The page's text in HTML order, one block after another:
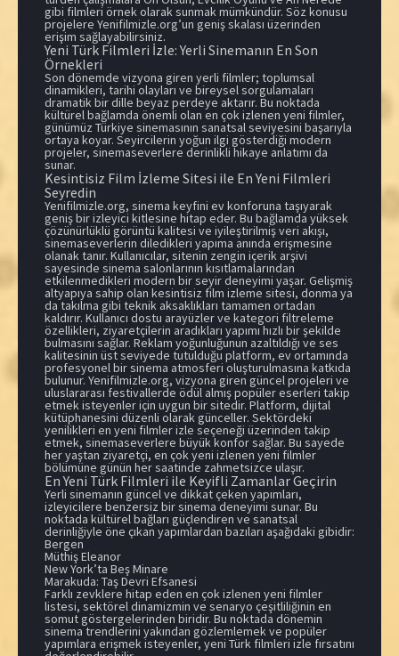
gibi filmleri örnek olarak sunmak mümkündür. Söz konusu
projelere Yenifilmizle.org’un geniş skalası üzerinden
erişim sağlayabilirsiniz.
Yeni Türk Filmleri İzle: Yerli Sinemanın En Son
Örnekleri
Son dönemde vizyona giren yerli filmler; toplumsal
dinamikleri, tarihi olayları ve bireysel sorgulamaları
dramatik bir dille beyaz perdeye aktarır. Bu noktada
kültürel bağlamda önemli olan en çok izlenen yeni filmler,
günümüz Türkiye sinemasının sanatsal seviyesini başarıyla
ortaya koyar. Seyircilerin yoğun ilgi gösterdiği modern
projeler, sinemaseverlere derinlikli hikaye anlatımı da
sunar.
Kesintisiz Film İzleme Sitesi ile En Yeni Filmleri
Seyredin
Yenifilmizle.org, sinema keyfini ev konforuna taşıyarak
geniş bir izleyici kitlesine hitap eder. Bu bağlamda yüksek
çözünürlüklü görüntü kalitesi ve iyileştirilmiş veri akışı,
sinemaseverlerin diledikleri yapıma anında erişmesine
olanak tanır. Kullanıcılar, sitenin zengin içerik arşivi
sayesinde sinema salonlarının kısıtlamalarından
etkilenmedikleri modern bir seyir deneyimi yaşar. Gelişmiş
altyapıya sahip olan kesintisiz film izleme sitesi, donma ya
da takılma gibi teknik aksaklıkları tamamen ortadan
kaldırır. Kullanıcı dostu arayüzler ve kategori filtreleme
özellikleri, ziyaretçilerin aradıkları yapımı hızlı bir şekilde
bulmasını sağlar. Reklam yoğunluğunun azaltıldığı ve ses
kalitesinin üst seviyede tutulduğu platform, ev ortamında
profesyonel bir sinema atmosferi oluşturulmasına katkıda
bulunur. Yenifilmizle.org, vizyona giren güncel projeleri ve
uluslararası festivallerde ödül almış popüler eserleri takip
etmek isteyenler için uygun bir sitedir. Platform, dijital
kütüphanesini düzenli olarak günceller. Sektördeki
yenilikleri en yeni filmler izle seçeneği üzerinden takip
etmek, sinemaseverlere büyük konfor sağlar. Bu sayede
her yaştan ziyaretçi, en çok yeni izlenen yeni filmler
bölümüne günün her saatinde zahmetsizce ulaşır.
En Yeni Türk Filmleri ile Keyifli Zamanlar Geçirin
Yerli sinemanın güncel ve dikkat çeken yapımları,
izleyicilere benzersiz bir sinema deneyimi sunar. Bu
noktada kültürel bağları güçlendiren ve sanatsal
derinliğiyle öne çıkan yapımlardan bazıları aşağıdaki gibidir:
Bergen
Müthiş Eleanor
New York’ta Beş Minare
Marakuda: Taş Devri Efsanesi
Farklı zevklere hitap eden en çok izlenen yeni filmler
listesi, sektörel dinamizmin ve senaryo çeşitliliğinin en
somut göstergelerinden biridir. Bu noktada dönemin
sinema trendlerini yakından gözlemlemek ve popüler
yapımlara erişmek isteyenler, yeni Türk filmleri izle fırsatını